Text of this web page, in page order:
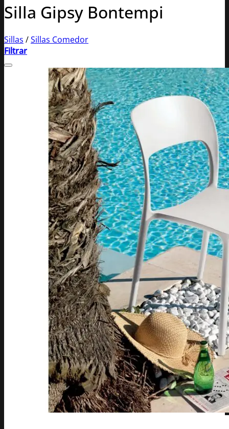
Silla Gipsy Bontempi
Sillas /Sillas Comedor
Filtrar